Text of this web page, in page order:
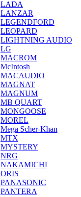
LADA
LANZAR
LEGENDFORD
LEOPARD
LIGHTNING AUDIO
LG
MACROM
McIntosh
MACAUDIO
MAGNAT
MAGNUM
MB QUART
MONGOOSE
MOREL
Mega Scher-Khan
MTX
MYSTERY
NRG
NAKAMICHI
ORIS
PANASONIC
PANTERA